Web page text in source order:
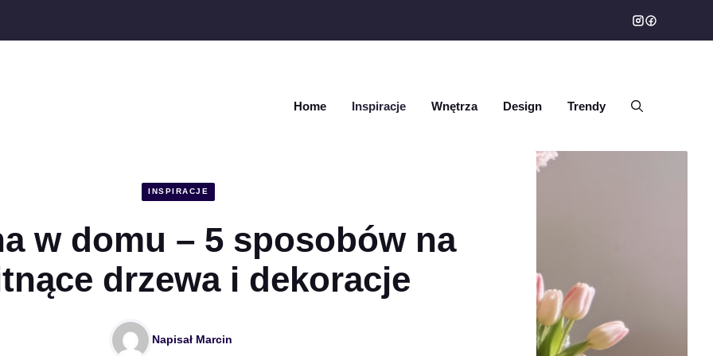
Home Inspiracje Wnętrza Design Trendy
INSPIRACJE
w domu – 5 sposobów na
drzewa i dekoracje
Napisał Marcin